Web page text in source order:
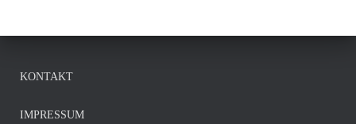
KONTAKT
IMPRESSUM